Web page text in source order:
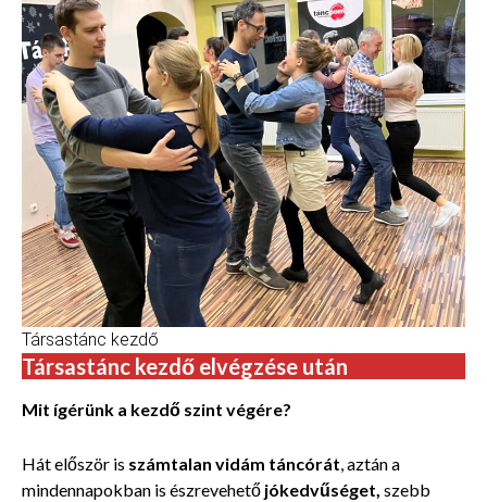
Társastánc kezdő
Társastánc kezdő elvégzése után
Mit ígérünk a kezdő szint végére?
Hát először is számtalan vidám táncórát, aztán a
mindennapokban is észrevehető jókedvűséget, szebb